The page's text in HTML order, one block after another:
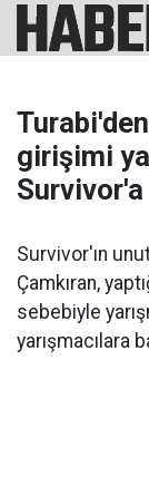
girişimi
Survivor'ın
Çamkıran,
sebebiyle
yarışmacılara